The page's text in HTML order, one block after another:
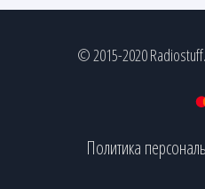
© 2015-2020
Политика